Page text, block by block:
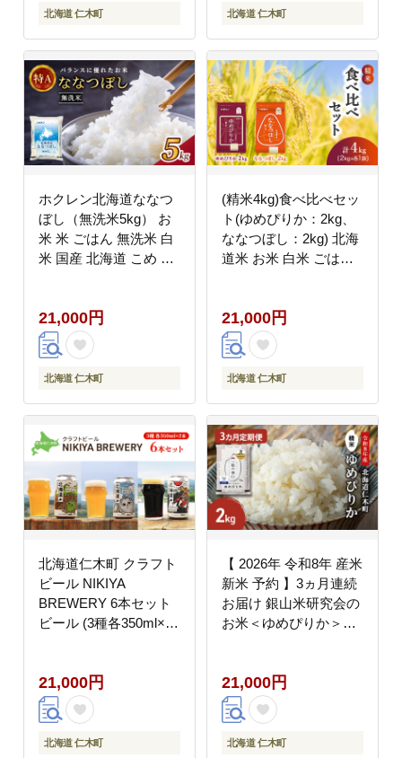
北海道 仁木町 北海道 仁木町
ホクレン北海道ななつ
ぼし（無洗米5kg） お
米 米 ごはん 無洗米 白
米 国産 北海道 こめ コ
21,000円
北海道 仁木町
(精米4kg)食べ比べセッ
ト(ゆめぴりか：2kg、
ななつぼし：2kg) 北海
道米 お米 白米 ごはん
弁当 ほど良い粘り 豊か
な甘み つややか セット
特A [JA新おたる]
21,000円
北海道 仁木町
北海道仁木町 クラフト
ビール NIKIYA
BREWERY 6本セット
ビール (3種各350ml×2
海道 仁木町 [合同会社
にきやフードクリエイ
ト]
21,000円
北海道 仁木町
【 2026年 令和8年 産米
新米 予約 】3ヵ月連続
お届け 銀山米研究会の
お米＜ゆめぴりか＞
ンド米 おにぎり お弁当
北海道産 産地直送 時短
ごはん [株式会社 松原
米穀]
21,000円
北海道 仁木町